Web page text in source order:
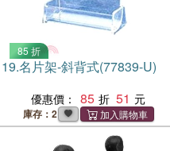
85 折
19.名片架-斜背式(77839-U)
優惠價： 85 51
庫存：2